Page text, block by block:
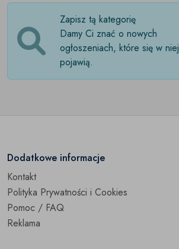
Zapisz tą kategorię
Damy Ci znać o nowych
ogłoszeniach, które się w niej
pojawią.
Dodatkowe informacje
Kontakt
Polityka Prywatności i Cookies
Pomoc / FAQ
Reklama